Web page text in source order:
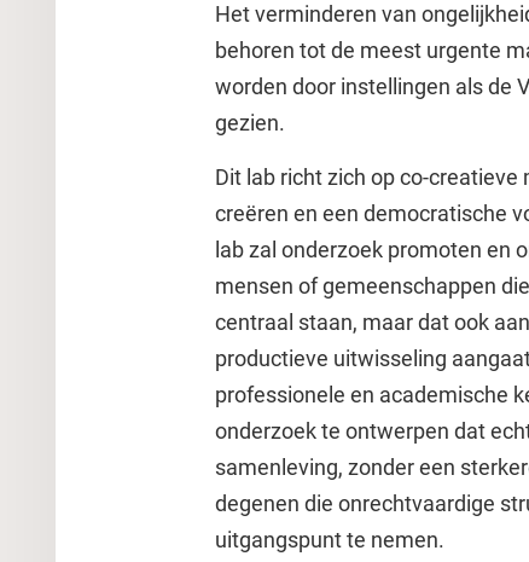
Het verminderen van
behoren tot de meest urgente
worden door instellingen als de
gezien.
Dit lab richt zich op co-
creëren en een democratische
lab zal onderzoek promoten en
mensen of gemeenschappen
centraal staan, maar dat ook
productieve uitwisseling
professionele en academische
onderzoek te ontwerpen dat
samenleving, zonder een
degenen die onrechtvaardige
uitgangspunt te nemen.